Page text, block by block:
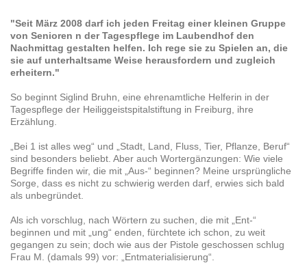
"Seit März 2008 darf ich jeden Freitag einer kleinen Gruppe
von Senioren n der Tagespflege im Laubendhof den
Nachmittag gestalten helfen. Ich rege sie zu Spielen an, die
sie auf unterhaltsame Weise herausfordern und zugleich
erheitern."
So beginnt Siglind Bruhn, eine ehrenamtliche Helferin in der
Tagespflege der Heiliggeistspitalstiftung in Freiburg, ihre
Erzählung.
„Bei 1 ist alles weg“ und „Stadt, Land, Fluss, Tier, Pflanze, Beruf“
sind besonders beliebt. Aber auch Wortergänzungen: Wie viele
Begriffe finden wir, die mit „Aus-“ beginnen? Meine ursprüngliche
Sorge, dass es nicht zu schwierig werden darf, erwies sich bald
als unbegründet.
Als ich vorschlug, nach Wörtern zu suchen, die mit „Ent-“
beginnen und mit „ung“ enden, fürchtete ich schon, zu weit
gegangen zu sein; doch wie aus der Pistole geschossen schlug
Frau M. (damals 99) vor: „Entmaterialisierung“.